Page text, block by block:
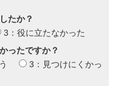
たか？
3：役に立たなかった
ったですか？
3：見つけにくかっ